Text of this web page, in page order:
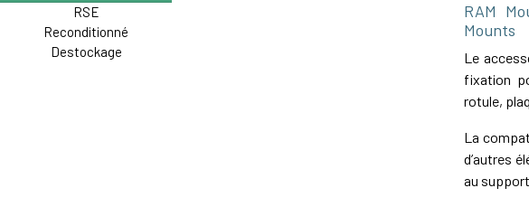
RSE
Reconditionné
Destockage
RAM
Mounts
Le
fixation
rotule,
La
d’autres
au